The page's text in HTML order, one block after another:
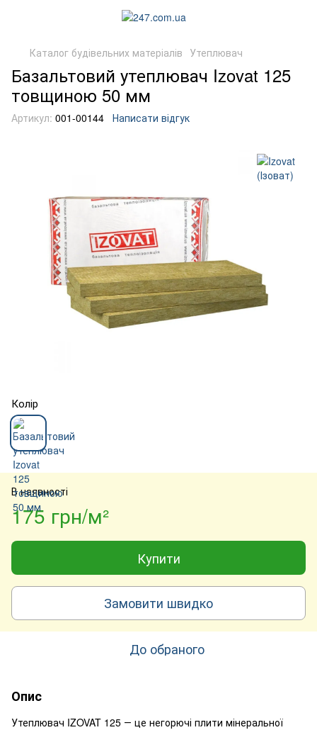
Каталог будівельних матеріалів Утеплювач
Базальтовий утеплювач Izovat 125
товщиною 50 мм
Артикул: 001-00144 Написати відгук
Колір
В наявності
175 грн/м²
Купити
Замовити швидко
До обраного
Опис
Утеплювач IZOVAT 125 ― це негорючі плити мінеральної